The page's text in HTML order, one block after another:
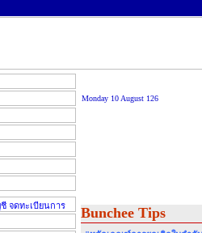
Monday 10 August 126
Bunchee Tips